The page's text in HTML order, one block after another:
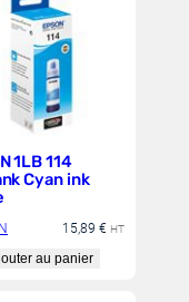
1LB 114
Cyan ink
15,89 € HT
au panier